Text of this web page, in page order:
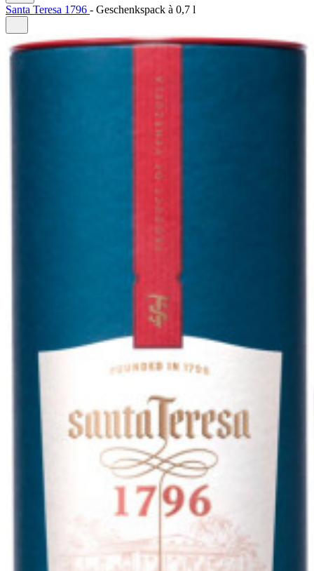
Santa Teresa 1796 - Geschenkspack à 0,7 l